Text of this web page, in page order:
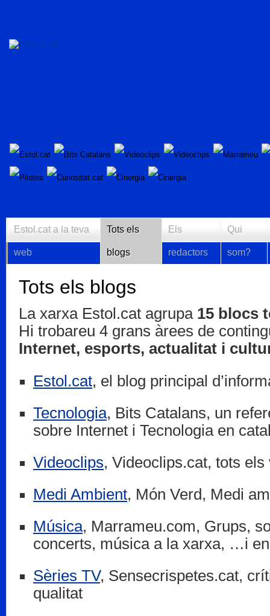
Estol.cat a la teva
web
Tots els
blogs
Els
redactors
Qui
som?
Tots els blogs
La xarxa Estol.cat agrupa 15 blocs
Hi trobareu 4 grans àrees de
Internet, esports, actualitat i
Estol.cat, el blog principal
Tecnologia, Bits Catalans, un
sobre Internet i Tecnologia en
Videoclips, Videoclips.cat, tots
Medi Ambient, Món Verd, Medi
Música, Marrameu.com, Grups,
concerts, música a la xarxa, …i
Sèries TV, Sensecrispetes.cat,
qualitat